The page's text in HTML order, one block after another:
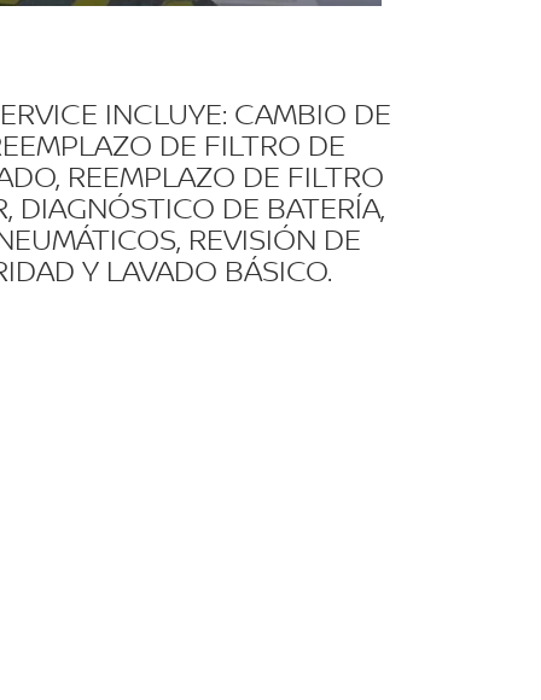
INCLUYE: CAMBIO DE
DE FILTRO DE
REEMPLAZO DE FILTRO
DIAGNÓSTICO DE BATERÍA,
REVISIÓN DE
Y LAVADO BÁSICO.